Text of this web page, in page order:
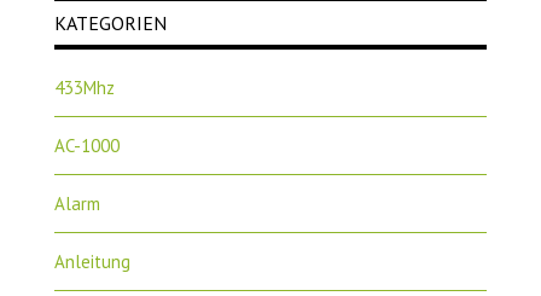
KATEGORIEN
433Mhz
AC-1000
Alarm
Anleitung